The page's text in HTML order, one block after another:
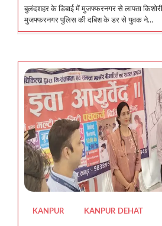
बुलंदशहर के डिबाई में मुजफ्फरनगर से लापता
मुजफ्फरनगर पुलिस की दबिश के डर से युवक ने…
KANPUR KANPUR DEHAT